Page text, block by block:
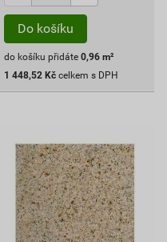
Do košíku
do košíku přidáte 0,96 m²
1 448,52 Kč celkem s DPH